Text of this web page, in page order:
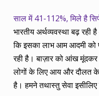
साल में 41-112%, मिले है
भारतीय अर्थव्यवस्था बढ़
कि इसका लाभ आम आदमी को
रही है। बाज़ार को आंख मूंदकर
लोगों के लिए आय और दौलत के
है। हमने तथास्तु सेवा